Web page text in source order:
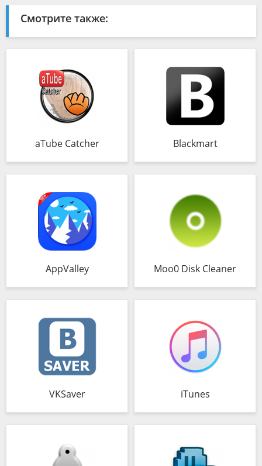
Смотрите также:
aTube Catcher Blackmart
AppValley Moo0 Disk Cleaner
VKSaver iTunes